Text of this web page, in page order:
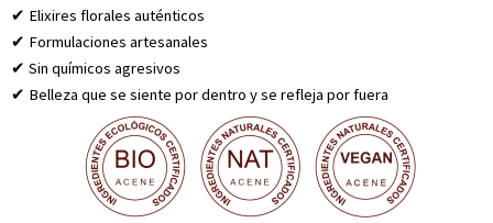
✔ Elixires florales auténticos
✔ Formulaciones artesanales
✔ Sin químicos agresivos
✔ Belleza que se siente por dentro y se refleja por fuera